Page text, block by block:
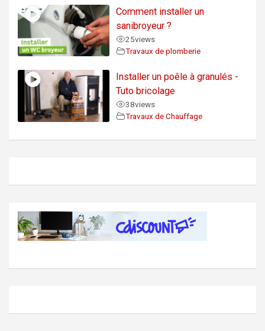
Comment installer un
sanibroyeur ?
25views
Travaux de plomberie
Installer un poêle à granulés -
Tuto bricolage
38views
Travaux de Chauffage